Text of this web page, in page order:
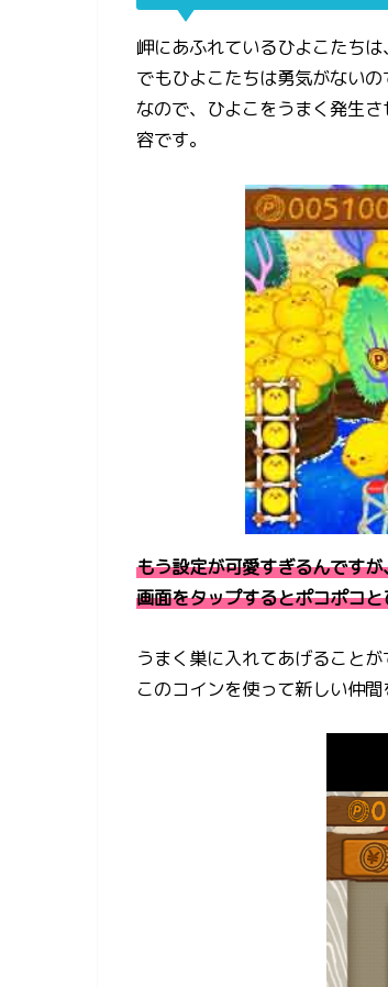
岬にあふれているひよこたちは
でもひよこたちは勇気がない
なので、ひよこをうまく発生
容です。
もう設定が可愛すぎるんです
画面をタップするとポコポコ
うまく巣に入れてあげること
このコインを使って新しい仲